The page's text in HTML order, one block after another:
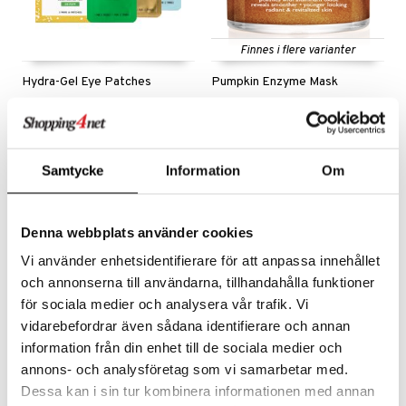
Samtycke Information Om
Denna webbplats använder cookies
Vi använder enhetsidentifierare för att anpassa innehållet
och annonserna till användarna, tillhandahålla funktioner
för sociala medier och analysera vår trafik. Vi
vidarebefordrar även sådana identifierare och annan
information från din enhet till de sociala medier och
annons- och analysföretag som vi samarbetar med.
Dessa kan i sin tur kombinera informationen med annan
Hydra-Gel Eye Patches
PETER THOMAS ROTH
Finnes i flere varianter
Pumpkin Enzyme Mask
PETER THOMAS ROTH
Peelende maske fra Peter Thomas Roth